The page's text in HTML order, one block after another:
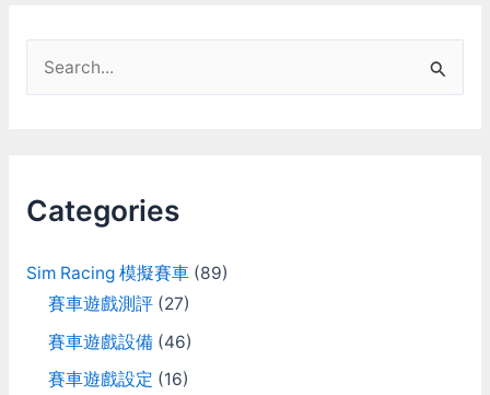
e
h
Categories
Sim Racing 模擬賽車(89)
賽車遊戲測評(27)
賽車遊戲設備(46)
賽車遊戲設定 (16)